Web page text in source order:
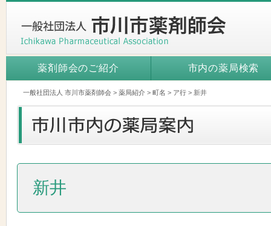
薬剤師会のご紹介 市内の薬局検索
一般社団法人 市川市薬剤師会 > 薬局紹介 > 町名 > ア行 > 新井
新井